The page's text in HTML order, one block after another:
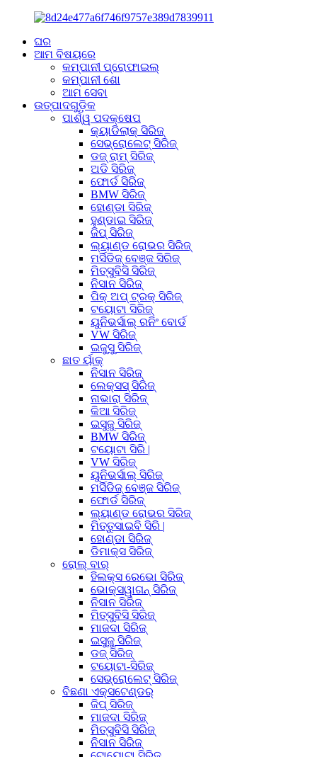
ଘର
ଆମ ବିଷୟରେ
କମ୍ପାନୀ ପ୍ରୋଫାଇଲ୍
କମ୍ପାନୀ ଶୋ
ଆମ ସେବା
ଉତ୍ପାଦଗୁଡ଼ିକ
ପାର୍ଶ୍ୱ ପଦକ୍ଷେପ
କ୍ୟାଡିଲାକ୍ ସିରିଜ୍
ସେଭ୍ରୋଲେଟ୍ ସିରିଜ୍
ଡଜ୍ ରାମ୍ ସିରିଜ୍
ଅଡି ସିରିଜ୍
ଫୋର୍ଡ ସିରିଜ୍
BMW ସିରିଜ୍
ହୋଣ୍ଡା ସିରିଜ୍
ହୁଣ୍ଡାଇ ସିରିଜ୍
ଜିପ୍ ସିରିଜ୍
ଲ୍ୟାଣ୍ଡ ରୋଭର ସିରିଜ୍
ମର୍ସିଡିଜ୍ ବେଞ୍ଜ ସିରିଜ୍
ମିତ୍ସୁବିସି ସିରିଜ୍
ନିସାନ ସିରିଜ୍
ପିକ୍ ଅପ୍ ଟ୍ରକ୍ ସିରିଜ୍
ଟୟୋଟା ସିରିଜ୍
ୟୁନିଭର୍ସାଲ୍ ରନିଂ ବୋର୍ଡ
VW ସିରିଜ୍
ଇଜୁସୁ ସିରିଜ୍
ଛାତ ର୍ୟାକ୍
ନିସାନ ସିରିଜ୍
ଲେକ୍ସସ୍ ସିରିଜ୍
ନାଭାରା ସିରିଜ୍
କିଆ ସିରିଜ୍
ଇସୁଜୁ ସିରିଜ୍
BMW ସିରିଜ୍
ଟୟୋଟା ସିରି |
VW ସିରିଜ୍
ୟୁନିଭର୍ସାଲ୍ ସିରିଜ୍
ମର୍ସିଡିଜ୍ ବେଞ୍ଜ ସିରିଜ୍
ଫୋର୍ଡ ସିରିଜ୍
ଲ୍ୟାଣ୍ଡ ରୋଭର ସିରିଜ୍
ମିତ୍ତୁସାଇବି ସିରି |
ହୋଣ୍ଡା ସିରିଜ୍
ଡିମାକ୍ସ ସିରିଜ୍
ରୋଲ୍ ବାର୍
ହିଲକ୍ସ ରେଭୋ ସିରିଜ୍
ଭୋକ୍ସୱାଗନ୍ ସିରିଜ୍
ନିସାନ ସିରିଜ୍
ମିତ୍ସୁବିସି ସିରିଜ୍
ମାଜଦା ସିରିଜ୍
ଇସୁଜୁ ସିରିଜ୍
ଡଜ୍ ସିରିଜ୍
ଟୟୋଟା-ସିରିଜ୍
ସେଭ୍ରୋଲେଟ୍ ସିରିଜ୍
ବିଛଣା ଏକ୍ସଟେଣ୍ଡର୍
ଜିପ୍ ସିରିଜ୍
ମାଜଦା ସିରିଜ୍
ମିତ୍ସୁବିସି ସିରିଜ୍
ନିସାନ ସିରିଜ୍